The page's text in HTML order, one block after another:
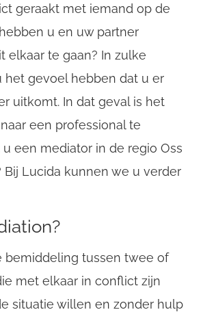
geraakt met iemand op de
u en uw partner
elkaar te gaan? In zulke
het gevoel hebben dat u er
uitkomt. In dat geval is het
een professional te
een mediator in de regio Oss
Bij Lucida kunnen we u verder
bemiddeling tussen twee of
met elkaar in conflict zijn
situatie willen en zonder hulp